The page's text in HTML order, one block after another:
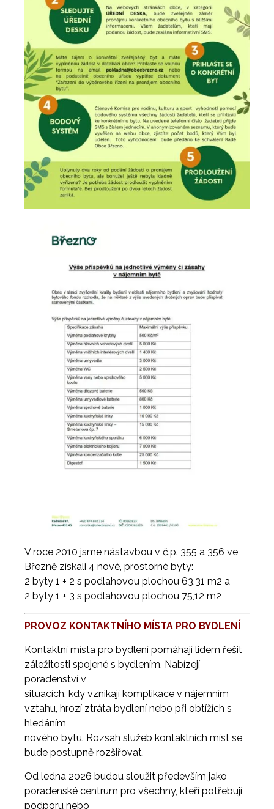
V roce 2010 jsme nástavbou v č.p. 355 a 356 ve
Březně získali 4 nové, prostorné byty:
2 byty 1 + 2 s podlahovou plochou 63,31 m2 a
2 byty 1 + 3 s podlahovou plochou 75,12 m2
PROVOZ KONTAKTNÍHO MÍSTA PRO BYDLENÍ
Kontaktní místa pro bydlení pomáhají lidem řešit
záležitosti spojené s bydlením. Nabízejí
poradenství v
situacích, kdy vznikají komplikace v nájemním
vztahu, hrozí ztráta bydlení nebo při obtížích s
hledáním
nového bytu. Rozsah služeb kontaktních míst se
bude postupně rozšiřovat.
Od ledna 2026 budou sloužit především jako
poradenské centrum pro všechny, kteří potřebují
podporu nebo